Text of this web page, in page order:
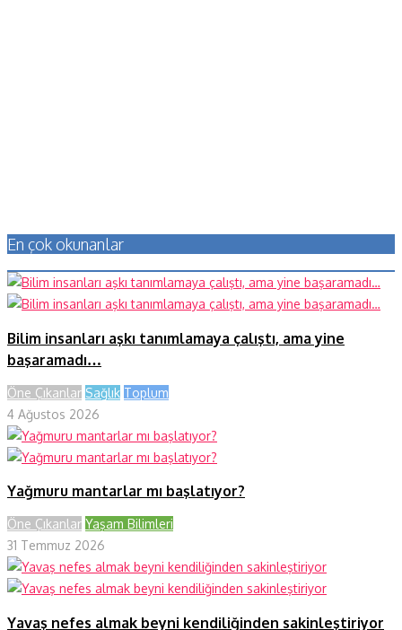
En çok okunanlar
Bilim insanları aşkı tanımlamaya çalıştı, ama yine
başaramadı…
Öne Çıkanlar Sağlık Toplum
4 Ağustos 2026
Yağmuru mantarlar mı başlatıyor?
Öne Çıkanlar Yaşam Bilimleri
31 Temmuz 2026
Yavaş nefes almak beyni kendiliğinden sakinleştiriyor